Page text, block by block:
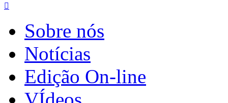

Sobre nós
Notícias
Edição On-line